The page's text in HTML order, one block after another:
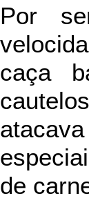
Por
caça
de